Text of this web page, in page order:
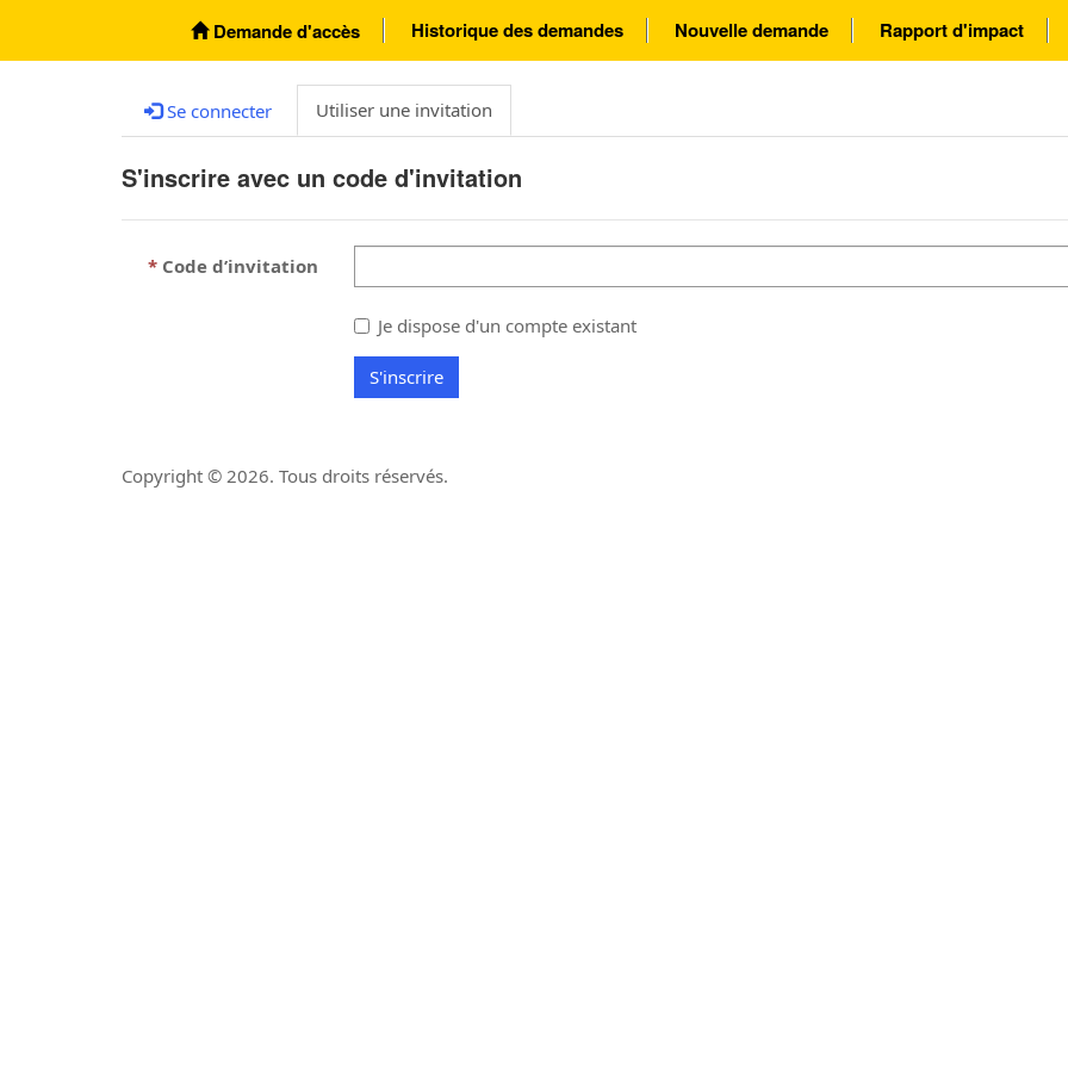
Demande d'accès Historique des demandes Nouvelle demande Rapport d'impact
Se connecter Utiliser une invitation
S'inscrire avec un code d'invitation
Code d’invitation
Je dispose d'un compte existant
S'inscrire
Copyright © 2026. Tous droits réservés.